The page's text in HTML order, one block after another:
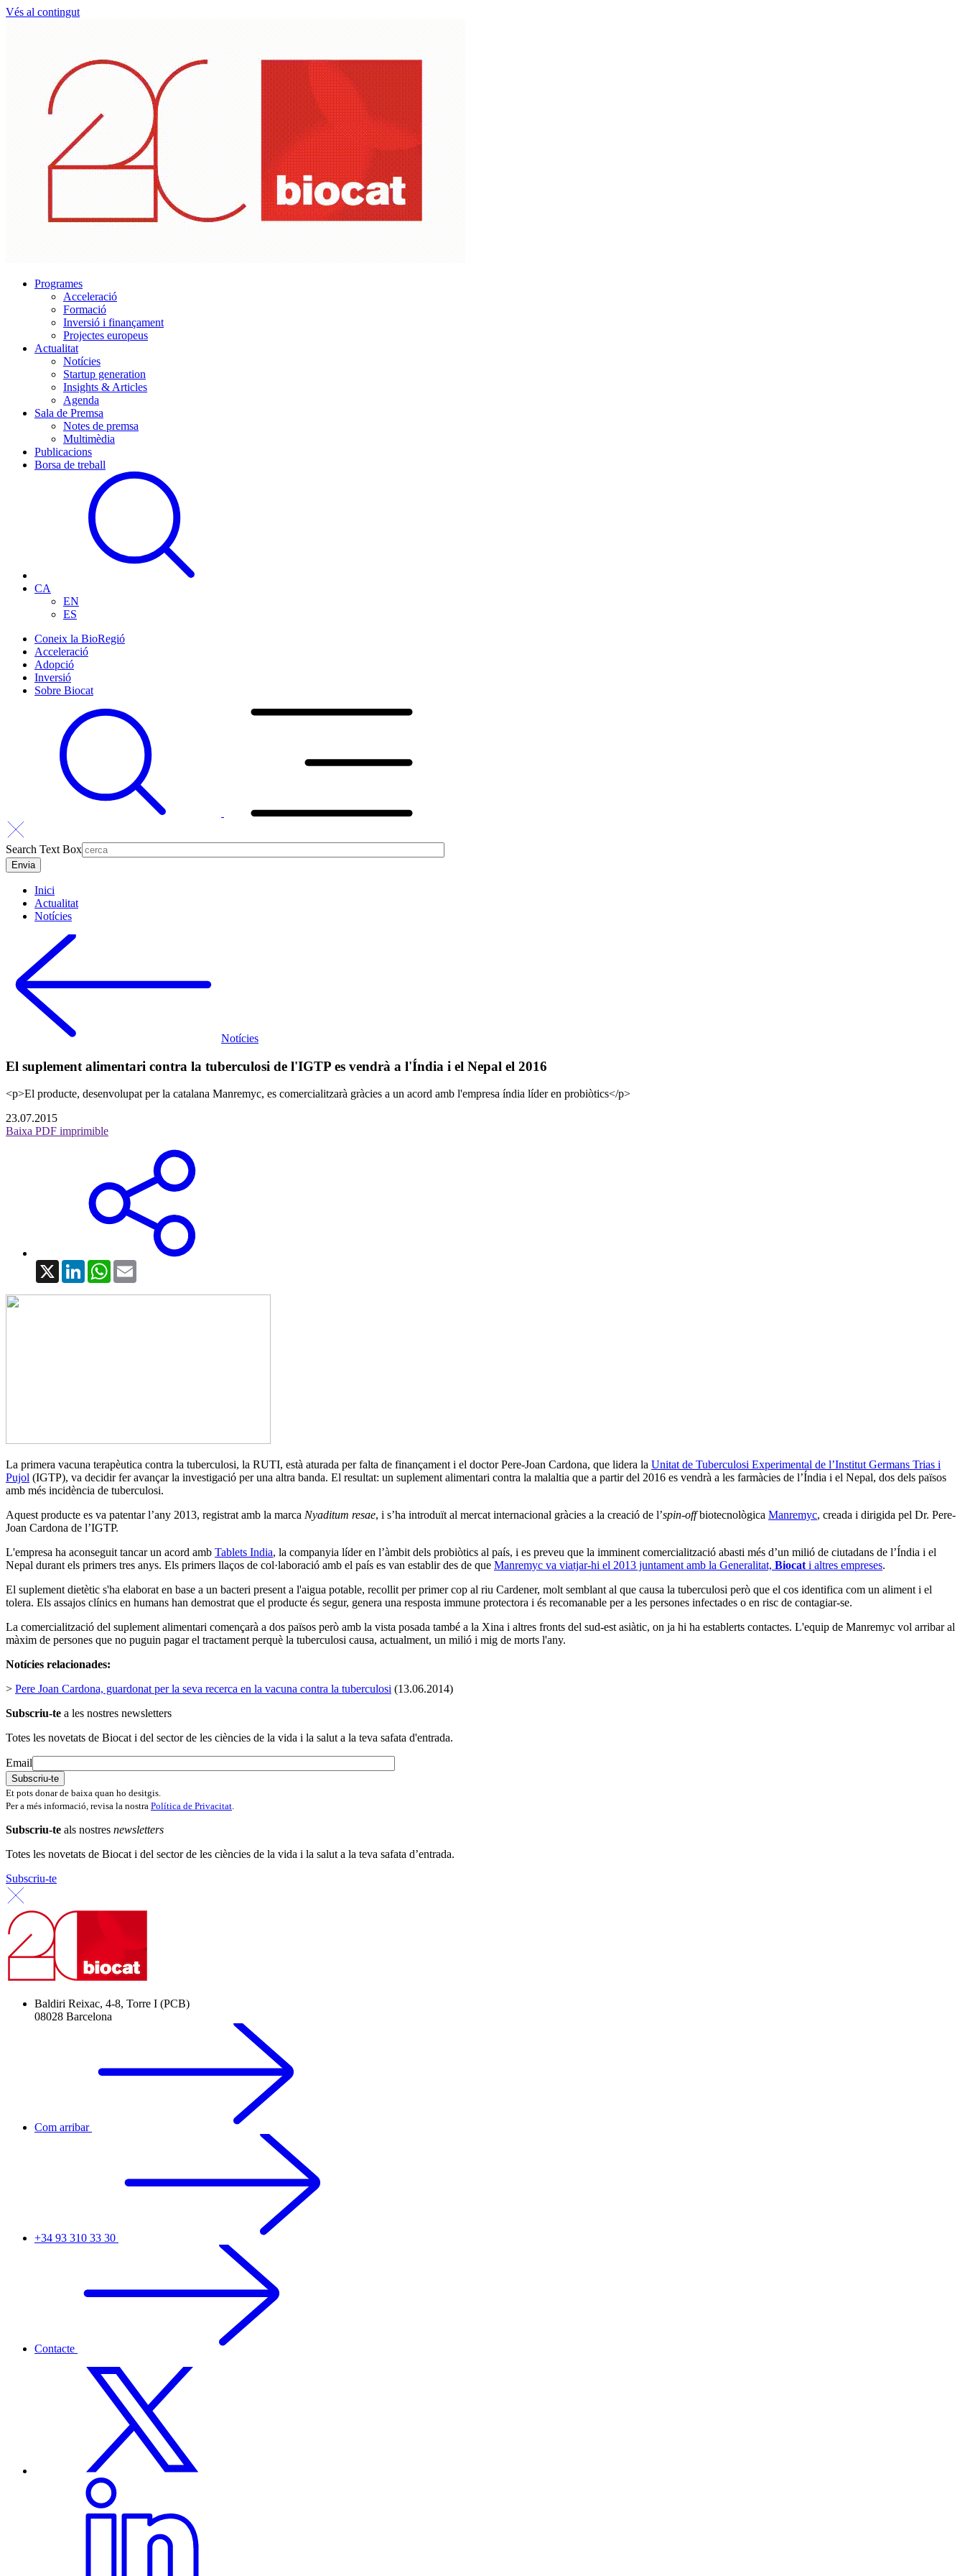
Vés al contingut
Programes
Acceleració
Formació
Inversió i finançament
Projectes europeus
Actualitat
Notícies
Startup generation
Insights & Articles
Agenda
Sala de Premsa
Notes de premsa
Multimèdia
Publicacions
Borsa de treball
CA
EN
ES
Coneix la BioRegió
Acceleració
Adopció
Inversió
Sobre Biocat
Search Text Box
Inici
Actualitat
Notícies
Notícies
El suplement alimentari contra la tuberculosi de l'IGTP es vendrà a l'Índia i el Nepal el 2016
<p>El producte, desenvolupat per la catalana Manremyc, es comercialitzarà gràcies a un acord amb l'empresa índia líder en probiòtics</p>
23.07.2015
Baixa PDF imprimible
X LinkedInWhatsApp
La primera vacuna terapèutica contra la tuberculosi, la RUTI, està aturada per falta de finançament i el doctor Pere-Joan Cardona, que lidera la Unitat de Tuberculosi Experimental de l’Institut Germans Trias i
Pujol (IGTP), va decidir fer avançar la investigació per una altra banda. El resultat: un suplement alimentari contra la malaltia que a partir del 2016 es vendrà a les farmàcies de l’Índia i el Nepal, dos dels països
amb més incidència de tuberculosi.
Aquest producte es va patentar l’any 2013, registrat amb la marca Nyaditum resae, i s’ha introduït al mercat internacional gràcies a la creació de l’spin-offbiotecnològica Manremyc, creada i dirigida pel Dr. Pere-
Joan Cardona de l’IGTP.
L'empresa ha aconseguit tancar un acord amb Tablets India, la companyia líder en l’àmbit dels probiòtics al país, i es preveu que la imminent comercialització abasti més d’un milió de ciutadans de l’Índia i el
Nepal durant els primers tres anys. Els primers llaços de col·laboració amb el país es van establir des de que Manremyc va viatjar-hi el 2013 juntament amb la Generalitat, Biocati altres empreses.
El suplement dietètic s'ha elaborat en base a un bacteri present a l'aigua potable, recollit per primer cop al riu Cardener, molt semblant al que causa la tuberculosi però que el cos identifica com un aliment i el
tolera. Els assajos clínics en humans han demostrat que el producte és segur, genera una resposta immune protectora i és recomanable per a les persones infectades o en risc de contagiar-se.
La comercialització del suplement alimentari començarà a dos països però amb la vista posada també a la Xina i altres fronts del sud-est asiàtic, on ja hi ha establerts contactes. L'equip de Manremyc vol arribar al
màxim de persones que no puguin pagar el tractament perquè la tuberculosi causa, actualment, un milió i mig de morts l'any.
Notícies relacionades:
> Pere Joan Cardona, guardonat per la seva recerca en la vacuna contra la tuberculosi (13.06.2014)
Subscriu-te a les nostres newsletters
Totes les novetats de Biocat i del sector de les ciències de la vida i la salut a la teva safata d'entrada.
Email
Et pots donar de baixa quan ho desitgis.
Per a més informació, revisa la nostra Política de Privacitat.
Subscriu-te als nostres newsletters
Totes les novetats de Biocat i del sector de les ciències de la vida i la salut a la teva safata d’entrada.
Subscriu-te
Baldiri Reixac, 4-8, Torre I (PCB)
08028 Barcelona
Com arribar
+34 93 310 33 30
Contacte